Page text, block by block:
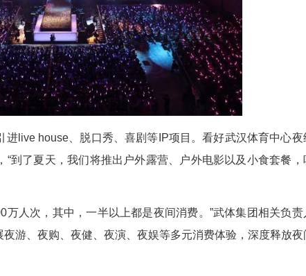
文化、旅游、康养、商业”五大产业融合，深
赛、全国跳水冠军赛等国内外赛事轮番上演，
谷年货节”等文化IP活动精彩不断，“品牌嘉年华
集赛事观演、文化体验、商贸展销、休闲娱乐